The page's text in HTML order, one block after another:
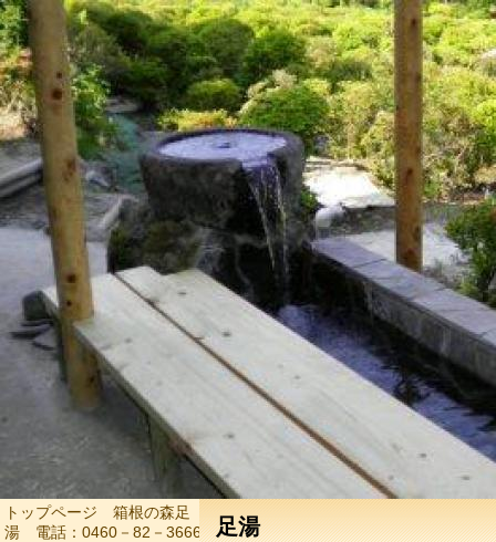
足湯
トップページ 箱根の森足
湯 電話：0460－82－3666